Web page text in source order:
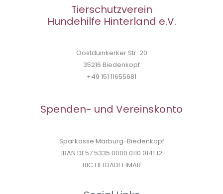
Tierschutzverein
Hundehilfe Hinterland e.V.
Oostduinkerker Str. 20
35216 Biedenkopf
+49 151 11655681
Spenden- und Vereinskonto
Sparkasse Marburg-Biedenkopf
IBAN DE57 5335 0000 0110 0141 12
BIC HELDADEF1MAR